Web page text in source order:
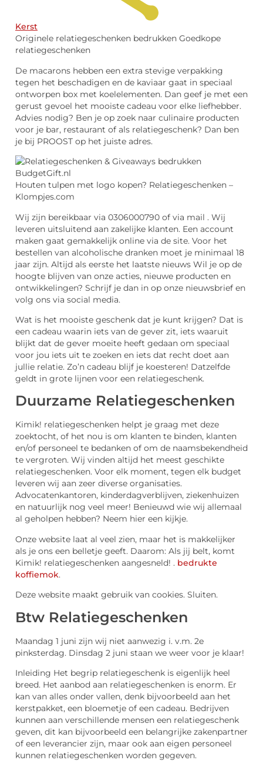
Kerst
Originele relatiegeschenken bedrukken Goedkope
relatiegeschenken
De macarons hebben een extra stevige verpakking
tegen het beschadigen en de kaviaar gaat in speciaal
ontworpen box met koelelementen. Dan geef je met een
gerust gevoel het mooiste cadeau voor elke liefhebber.
Advies nodig? Ben je op zoek naar culinaire producten
voor je bar, restaurant of als relatiegeschenk? Dan ben
je bij PROOST op het juiste adres.
Houten tulpen met logo kopen? Relatiegeschenken –
Klompjes.com
Wij zijn bereikbaar via 0306000790 of via mail . Wij
leveren uitsluitend aan zakelijke klanten. Een account
maken gaat gemakkelijk online via de site. Voor het
bestellen van alcoholische dranken moet je minimaal 18
jaar zijn. Altijd als eerste het laatste nieuws Wil je op de
hoogte blijven van onze acties, nieuwe producten en
ontwikkelingen? Schrijf je dan in op onze nieuwsbrief en
volg ons via social media.
Wat is het mooiste geschenk dat je kunt krijgen? Dat is
een cadeau waarin iets van de gever zit, iets waaruit
blijkt dat de gever moeite heeft gedaan om speciaal
voor jou iets uit te zoeken en iets dat recht doet aan
jullie relatie. Zo’n cadeau blijf je koesteren! Datzelfde
geldt in grote lijnen voor een relatiegeschenk.
Duurzame Relatiegeschenken
Kimik! relatiegeschenken helpt je graag met deze
zoektocht, of het nou is om klanten te binden, klanten
en/of personeel te bedanken of om de naamsbekendheid
te vergroten. Wij vinden altijd het meest geschikte
relatiegeschenken. Voor elk moment, tegen elk budget
leveren wij aan zeer diverse organisaties.
Advocatenkantoren, kinderdagverblijven, ziekenhuizen
en natuurlijk nog veel meer! Benieuwd wie wij allemaal
al geholpen hebben? Neem hier een kijkje.
Onze website laat al veel zien, maar het is makkelijker
als je ons een belletje geeft. Daarom: Als jij belt, komt
Kimik! relatiegeschenken aangesneld! . bedrukte
koffiemok.
Deze website maakt gebruik van cookies. Sluiten.
Btw Relatiegeschenken
Maandag 1 juni zijn wij niet aanwezig i. v.m. 2e
pinksterdag. Dinsdag 2 juni staan we weer voor je klaar!
Inleiding Het begrip relatiegeschenk is eigenlijk heel
breed. Het aanbod aan relatiegeschenken is enorm. Er
kan van alles onder vallen, denk bijvoorbeeld aan het
kerstpakket, een bloemetje of een cadeau. Bedrijven
kunnen aan verschillende mensen een relatiegeschenk
geven, dit kan bijvoorbeeld een belangrijke zakenpartner
of een leverancier zijn, maar ook aan eigen personeel
kunnen relatiegeschenken worden gegeven.